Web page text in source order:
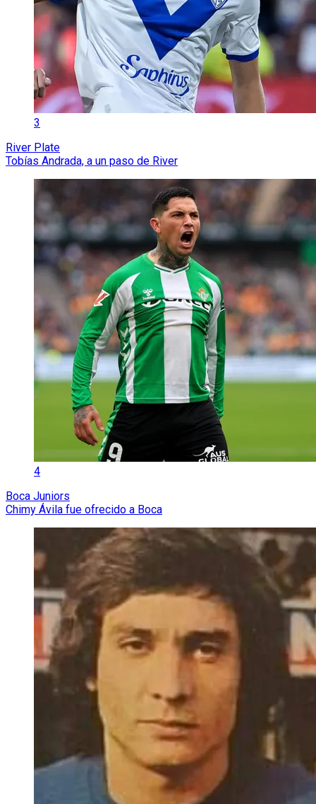
3
River Plate
Tobías Andrada, a un paso de River
4
Boca Juniors
Chimy Ávila fue ofrecido a Boca